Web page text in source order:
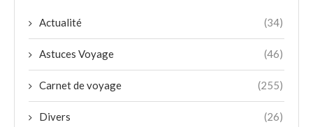
Actualité (34)
Astuces Voyage (46)
Carnet de voyage (255)
Divers (26)